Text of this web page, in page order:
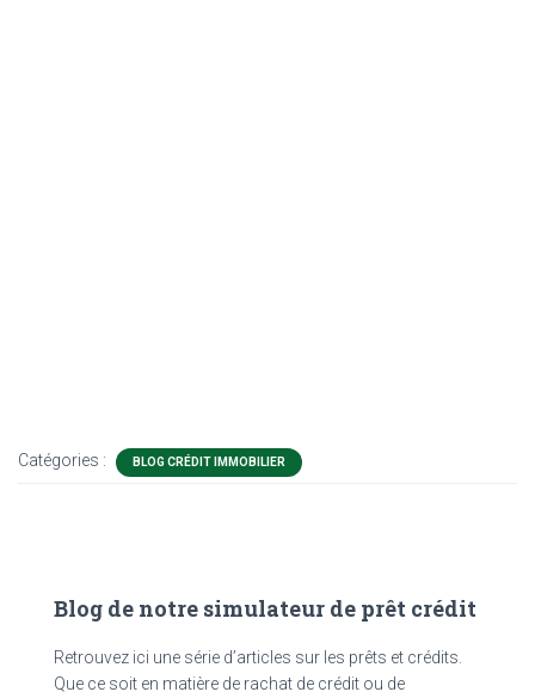
Catégories : BLOG CRÉDIT IMMOBILIER
Blog de notre simulateur de prêt crédit
Retrouvez ici une série d’articles sur les prêts et crédits.
Que ce soit en matière de rachat de crédit ou de